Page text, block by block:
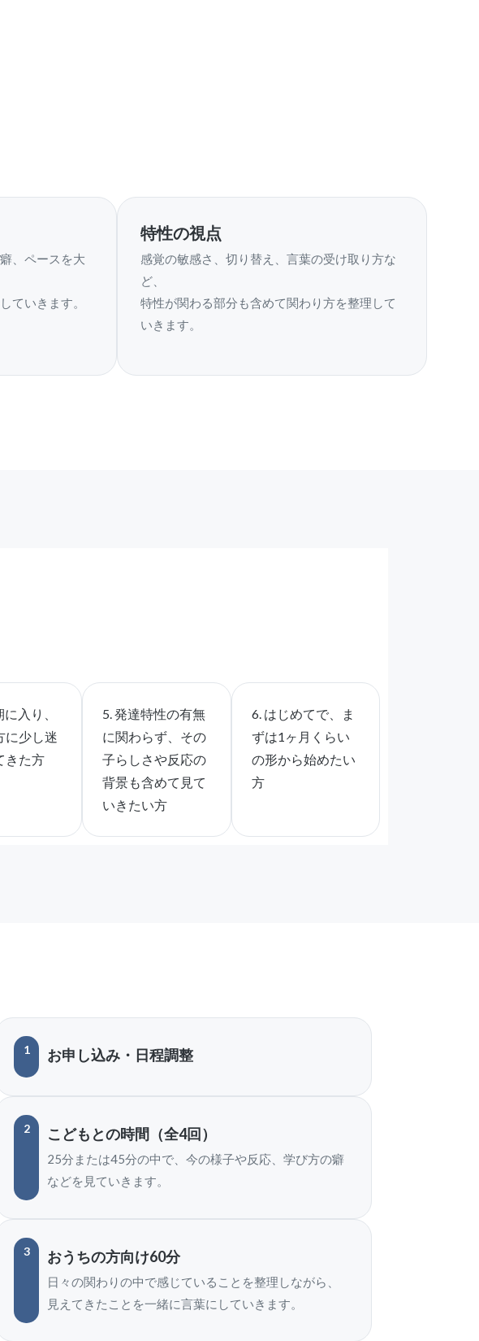
、ペースを大
ていきます。
特性の視点
感覚の敏感さ、切り替え、言葉の受け取り方な
ど、
特性が関わる部分も含めて関わり方を整理して
いきます。
入り、
に少し迷
きた方
5. 発達特性の有無
に関わらず、その
子らしさや反応の
背景も含めて見て
いきたい方
6. はじめてで、ま
ずは1ヶ月くらい
の形から始めたい
方
1 お申し込み・日程調整
2 こどもとの時間（全4回）
25分または45分の中で、今の様子や反応、学び方の癖
などを見ていきます。
3 おうちの方向け60分
日々の関わりの中で感じていることを整理しながら、
見えてきたことを一緒に言葉にしていきます。